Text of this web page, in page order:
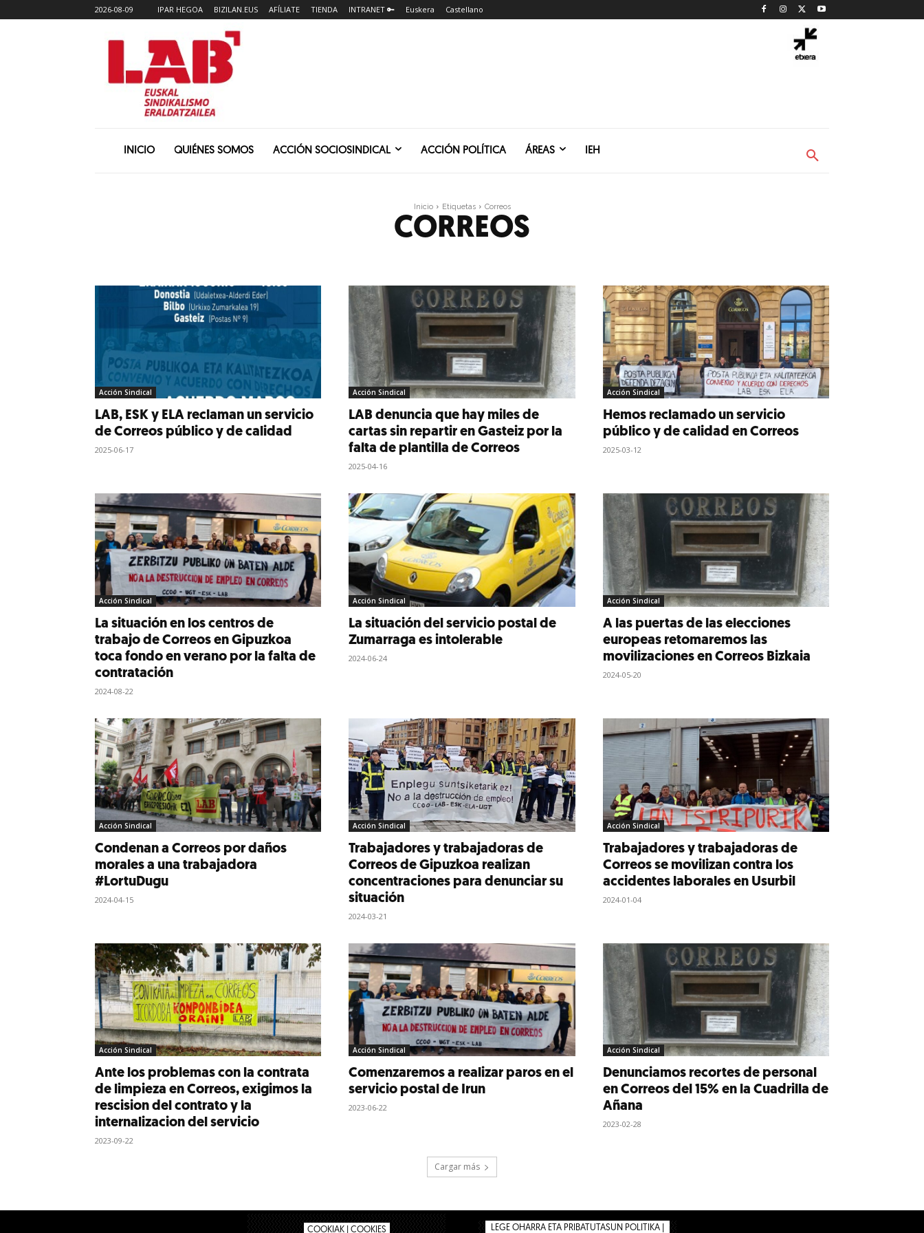
2026-08-09 IPAR HEGOA BIZILAN.EUS AFÍLIATE TIENDA INTRANET 🔑 Euskera Castellano
INICIO QUIÉNES SOMOS ACCIÓN SOCIOSINDICAL ACCIÓN POLÍTICA ÁREAS IEH
Inicio Etiquetas Correos
CORREOS
Acción Sindical
LAB, ESK y ELA reclaman un servicio
de Correos público y de calidad
2025-06-17
Acción Sindical
LAB denuncia que hay miles de
cartas sin repartir en Gasteiz por la
falta de plantilla de Correos
2025-04-16
Acción Sindical
Hemos reclamado un servicio
público y de calidad en Correos
2025-03-12
Acción Sindical
La situación en los centros de
trabajo de Correos en Gipuzkoa
toca fondo en verano por la falta de
contratación
2024-08-22
Acción Sindical
La situación del servicio postal de
Zumarraga es intolerable
2024-06-24
Acción Sindical
A las puertas de las elecciones
europeas retomaremos las
movilizaciones en Correos Bizkaia
2024-05-20
Acción Sindical
Condenan a Correos por daños
morales a una trabajadora
#LortuDugu
2024-04-15
Acción Sindical
Trabajadores y trabajadoras de
Correos de Gipuzkoa realizan
concentraciones para denunciar su
situación
2024-03-21
Acción Sindical
Trabajadores y trabajadoras de
Correos se movilizan contra los
accidentes laborales en Usurbil
2024-01-04
Acción Sindical
Ante los problemas con la contrata
de limpieza en Correos, exigimos la
rescision del contrato y la
internalizacion del servicio
2023-09-22
Acción Sindical
Comenzaremos a realizar paros en el
servicio postal de Irun
2023-06-22
Acción Sindical
Denunciamos recortes de personal
en Correos del 15% en la Cuadrilla de
Añana
2023-02-28
Cargar más
COOKIAK | COOKIES LEGE OHARRA ETA PRIBATUTASUN POLITIKA |